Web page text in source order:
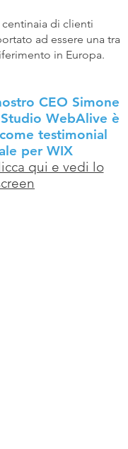
di clienti
ad essere una tra
in Europa.
CEO Simone
WebAlive è
testimonial
per WIX
qui e vedi lo